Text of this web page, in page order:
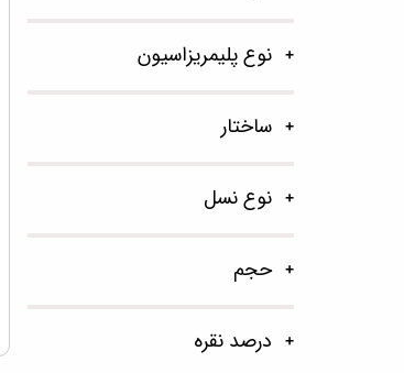
نوع پلیمریزاسیون
ساختار
نوع نسل
حجم
درصد نقره